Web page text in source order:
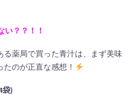
い？？！！
る薬局で買った青汁は、まず美味
のが正直な感想！
袋)